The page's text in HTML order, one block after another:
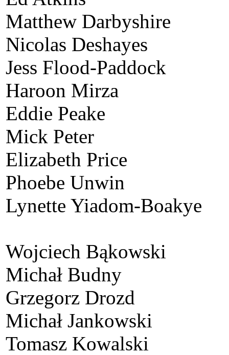
Matthew Darbyshire
Nicolas Deshayes
Jess Flood-Paddock
Haroon Mirza
Eddie Peake
Mick Peter
Elizabeth Price
Phoebe Unwin
Lynette Yiadom-Boakye
Wojciech Bąkowski
Michał Budny
Grzegorz Drozd
Michał Jankowski
Tomasz Kowalski